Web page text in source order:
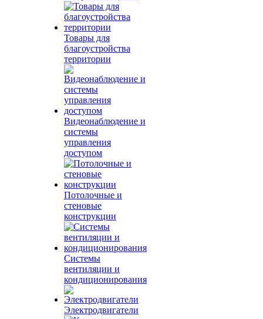
Товары для
благоустройства
территории
Видеонаблюдение и
системы
управления
доступом
Потолочные и
стеновые
конструкции
Системы
вентиляции и
кондиционирования
Электродвигатели